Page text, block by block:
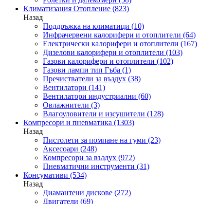
Климатизация Отопление (823)
Назад
Поддръжка на климатици (10)
Инфрачервени калорифери и отоплители (64)
Електрически калорифери и отоплители (167)
Дизелови калорифери и отоплители (103)
Газови калорифери и отоплители (102)
Газови лампи тип Гъба (1)
Пречистватели за въздух (38)
Вентилатори (141)
Вентилатори индустриални (60)
Овлажнители (3)
Влагоуловители и изсушители (128)
Компресори и пневматика (1303)
Назад
Пистолети за помпане на гуми (23)
Аксесоари (248)
Компресори за въздух (972)
Пневматични инструменти (31)
Консумативи (534)
Назад
Диамантени дискове (272)
Двигатели (69)